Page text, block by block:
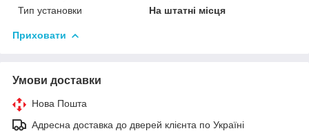
Тип установки
На штатні місця
Приховати
Умови доставки
Нова Пошта
Адресна доставка до дверей клієнта по Україні